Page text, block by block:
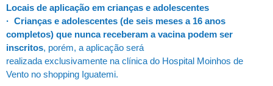
Locais de aplicação em crianças e adolescentes
· Crianças e adolescentes (de seis meses a 16 anos
completos) que nunca receberam a vacina podem ser
inscritos, porém, a aplicação será
realizada exclusivamente na clínica do Hospital Moinhos de
Vento no shopping Iguatemi.